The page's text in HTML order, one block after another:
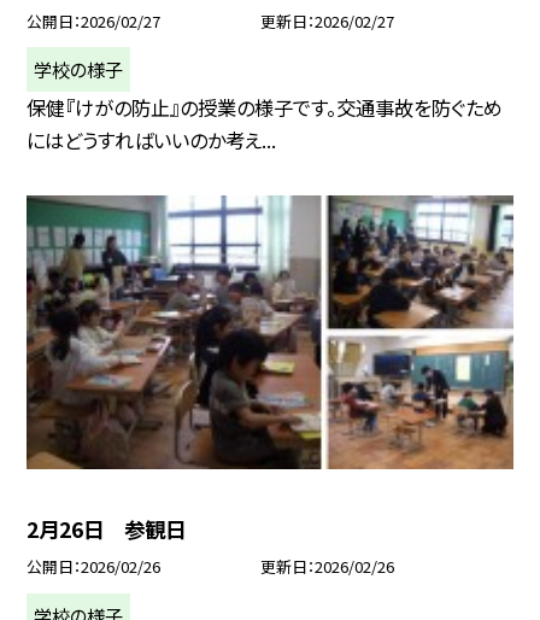
公開日 2026/02/27 更新日 2026/02/27
学校の様子
保健『けがの防止』の授業の様子です。交通事故を防ぐため
にはどうすればいいのか考え...
2月26日 参観日
公開日 2026/02/26 更新日 2026/02/26
学校の様子